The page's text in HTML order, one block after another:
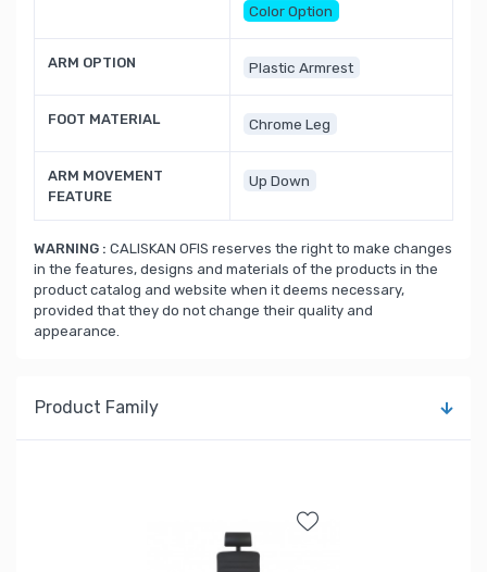
Color Option
ARM OPTION Plastic Armrest
FOOT MATERIAL Chrome Leg
ARM MOVEMENT
FEATURE
Up Down
WARNING : CALISKAN OFIS reserves the right to make changes
in the features, designs and materials of the products in the
product catalog and website when it deems necessary,
provided that they do not change their quality and
appearance.
Product Family